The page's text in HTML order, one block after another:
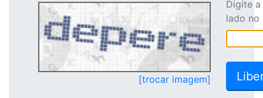
[trocar imagem]
Digite
lado no